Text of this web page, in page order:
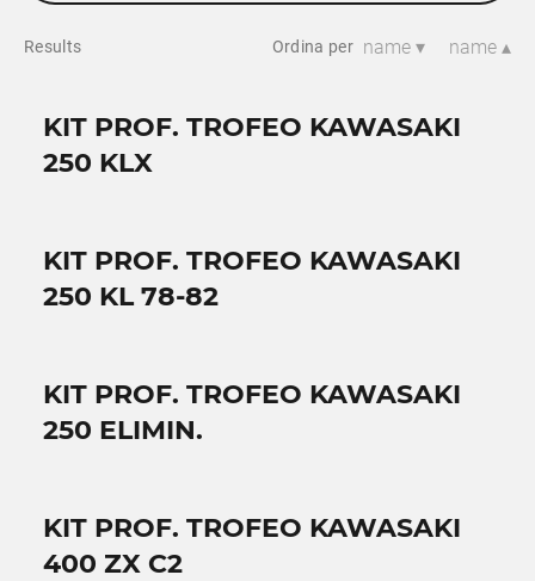
Results Ordina per name ▾ name ▴
KIT PROF. TROFEO KAWASAKI
250 KLX
KIT PROF. TROFEO KAWASAKI
250 KL 78-82
KIT PROF. TROFEO KAWASAKI
250 ELIMIN.
KIT PROF. TROFEO KAWASAKI
400 ZX C2